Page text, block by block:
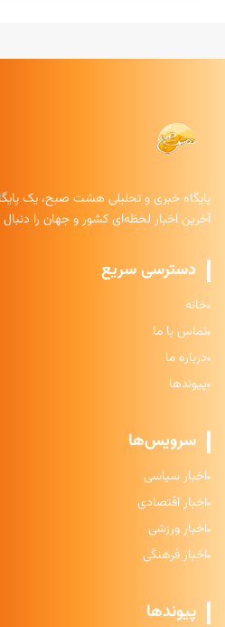
پایگاه خبری و تحلیلی هشت صبح، یک
آخرین اخبار لحظه‌ای کشور و جهان را دنبال
دسترسی سریع
خانه
تماس با ما
درباره ما
پیوندها
سرویس‌ها
اخبار سیاسی
اخبار اقتصادی
اخبار ورزشی
اخبار فرهنگی
پیوندها